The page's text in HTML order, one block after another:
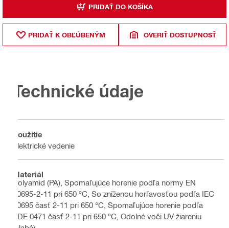
PRIDAŤ DO KOŠÍKA
PRIDAŤ K OBĽÚBENÝM OVERIŤ DOSTUPNOSŤ
Technické údaje
Použitie
Elektrické vedenie
Materiál
Polyamid (PA), Spomaľujúce horenie podľa normy EN
60695-2-11 pri 650 °C, So zníženou horľavosťou podľa IEC
60695 časť 2-11 pri 650 °C, Spomaľujúce horenie podľa
VDE 0471 časť 2-11 pri 650 °C, Odolné voči UV žiareniu